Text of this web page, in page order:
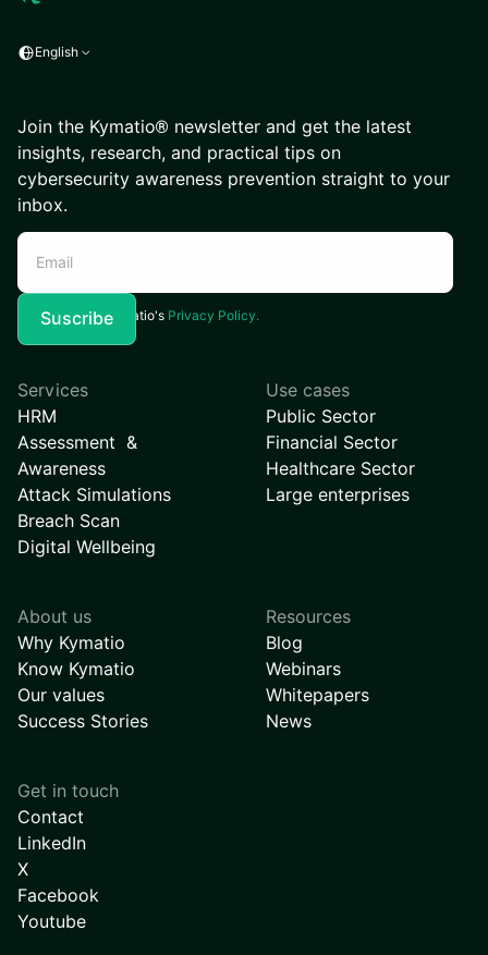
English
Join the Kymatio® newsletter and get the latest
insights, research, and practical tips on
cybersecurity awareness prevention straight to your
inbox.
I agree to Kymatio's Privacy Policy.
Services
HRM
Assessment &
Awareness
Attack Simulations
Breach Scan
Digital Wellbeing
Use cases
Public Sector
Financial Sector
Healthcare Sector
Large enterprises
About us
Why Kymatio
Know Kymatio
Our values
Success Stories
Resources
Blog
Webinars
Whitepapers
News
Get in touch
Contact
LinkedIn
X
Facebook
Youtube